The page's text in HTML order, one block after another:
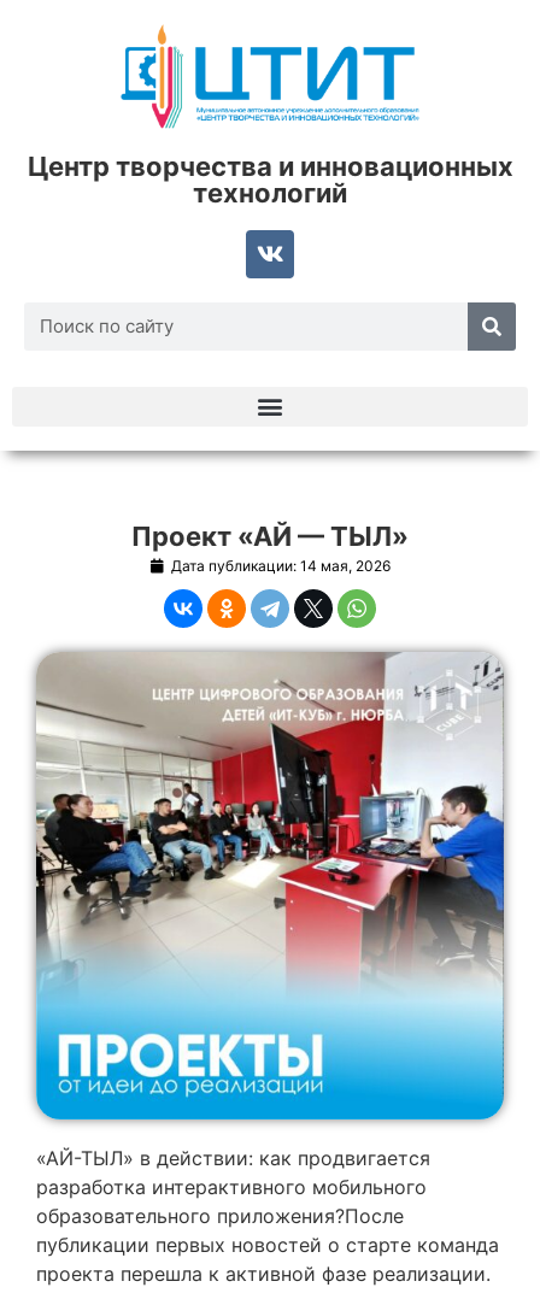
Центр творчества и инновационных
технологий
Проект «АЙ — ТЫЛ»
Дата публикации: 14 мая, 2026
«АЙ-ТЫЛ» в действии: как продвигается
разработка интерактивного мобильного
образовательного приложения?После
публикации первых новостей о старте команда
проекта перешла к активной фазе реализации.